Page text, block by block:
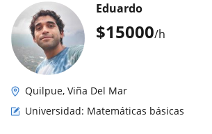
$15000/h
Eduardo
Quilpue, Viña Del Mar
Universidad: Matemáticas básicas